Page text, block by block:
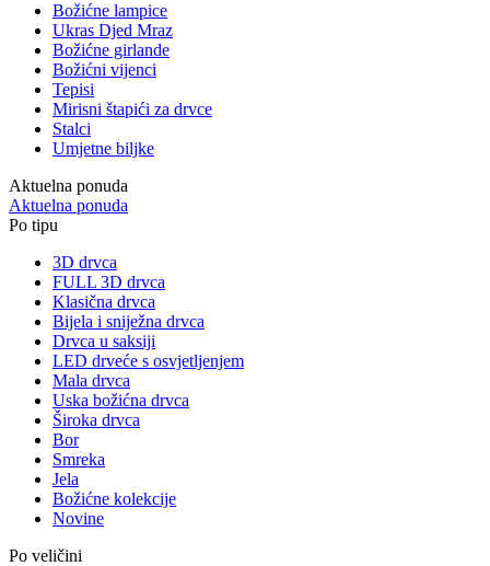
Božićne lampice
Ukras Djed Mraz
Božićne girlande
Božićni vijenci
Tepisi
Mirisni štapići za drvce
Stalci
Umjetne biljke
Aktuelna ponuda
Aktuelna ponuda
Po tipu
3D drvca
FULL 3D drvca
Klasična drvca
Bijela i sniježna drvca
Drvca u saksiji
LED drveće s osvjetljenjem
Mala drvca
Uska božićna drvca
Široka drvca
Bor
Smreka
Jela
Božićne kolekcije
Novine
Po veličini